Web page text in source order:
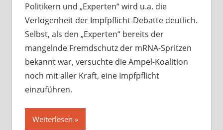
Politikern und „Experten“ wird u.a. die
Verlogenheit der Impfpflicht-Debatte deutlich.
Selbst, als den „Experten“ bereits der
mangelnde Fremdschutz der mRNA-Spritzen
bekannt war, versuchte die Ampel-Koalition
noch mit aller Kraft, eine Impfpflicht
einzuführen.
Weiterlesen